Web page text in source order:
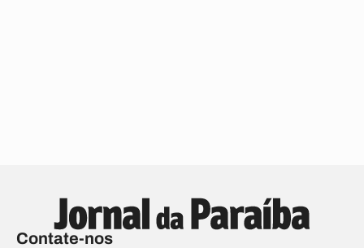
Contate-nos